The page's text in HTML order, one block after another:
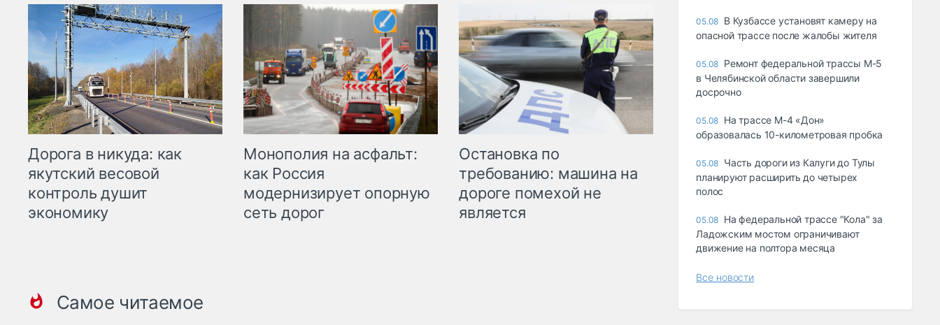
Дорога в никуда: как
якутский весовой
контроль душит
экономику
Монополия на асфальт:
как Россия
модернизирует опорную
сеть дорог
Остановка по
требованию: машина на
дороге помехой не
является
Самое читаемое
05.08 В Кузбассе установят камеру на
опасной трассе после жалобы жителя
05.08 Ремонт федеральной трассы М-5
в Челябинской области завершили
досрочно
05.08 На трассе М-4 «Дон»
образовалась 10-километровая пробка
05.08 Часть дороги из Калуги до Тулы
планируют расширить до четырех
полос
05.08 На федеральной трассе "Кола" за
Ладожским мостом ограничивают
движение на полтора месяца
Все новости